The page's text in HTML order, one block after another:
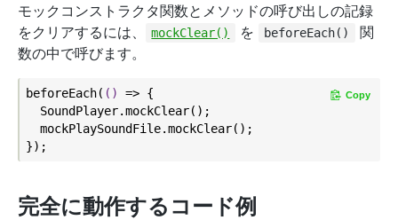
モックコンストラクタ関数とメソッドの呼び出しの記録
をクリアするには、
mockClear() を beforeEach()
関
数の中で呼びます。
beforeEach( () => {
  SoundPlayer.mockClear();
  mockPlaySoundFile.mockClear();
Copy
完全に動作するコード例